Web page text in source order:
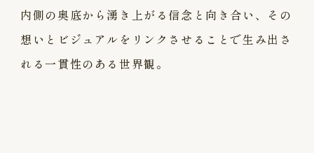
内側の奥底から湧き上がる信念と向き合い、
その
想いとビジュアルをリンクさせることで生み出さ
れる一貫性のある世界観。